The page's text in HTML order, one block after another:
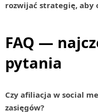
rozwijać strategię, aby
FAQ —
pytania
Czy afiliacja w social
zasięgów?